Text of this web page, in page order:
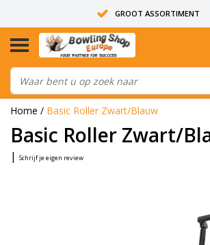
GROOT ASSORTIMENT
14 DAGEN RETOUR RECHT
ALLE BOWLINGBALLEN ZIJN
Home / Basic Roller Zwart/Blauw
Basic Roller Zwart/
| Schrijf je eigen review